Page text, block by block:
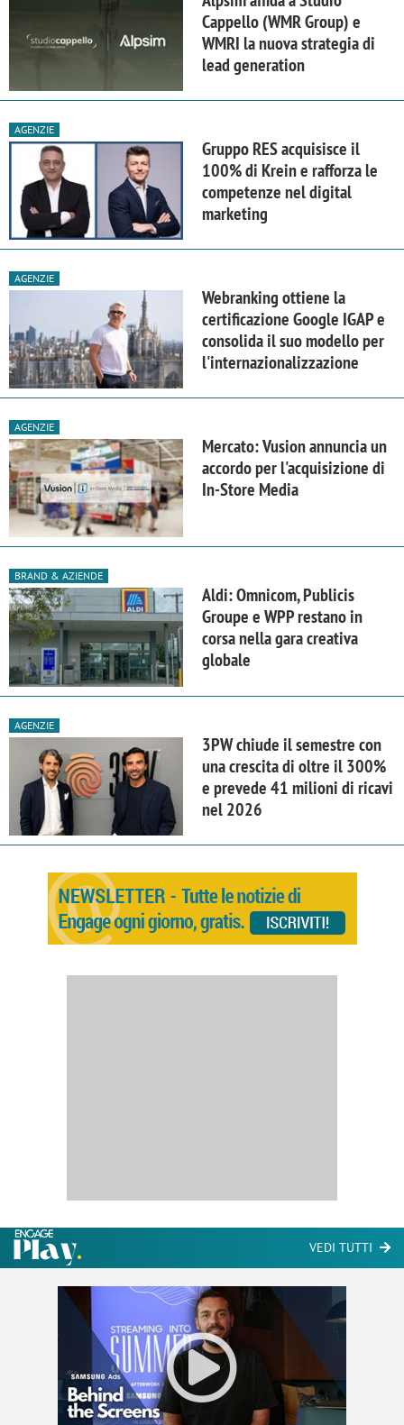
Cappello (WMR Group) e
WMRI la nuova strategia di
lead generation
AGENZIE
Gruppo RES acquisisce il
100% di Krein e rafforza le
competenze nel digital
marketing
AGENZIE
Webranking ottiene la
certificazione Google IGAP e
consolida il suo modello per
l'internazionalizzazione
AGENZIE
Mercato: Vusion annuncia un
accordo per l'acquisizione di
In-Store Media
BRAND & AZIENDE
Aldi: Omnicom, Publicis
Groupe e WPP restano in
corsa nella gara creativa
globale
AGENZIE
3PW chiude il semestre con
una crescita di oltre il 300%
e prevede 41 milioni di ricavi
nel 2026
VEDI TUTTI